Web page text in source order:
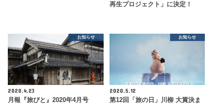
再生プロジェクト」に決定！
お知らせ
2020.4.23
月報『旅びと』2020年4月号
お知らせ
2020.5.12
第12回「旅の日」川柳 大賞決ま